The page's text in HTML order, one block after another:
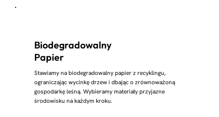
Biodegradowalny
Papier
Stawiamy na biodegradowalny papier z recyklingu,
ograniczając wycinkę drzew i dbając o zrównoważoną
gospodarkę leśną. Wybieramy materiały przyjazne
środowisku na każdym kroku.